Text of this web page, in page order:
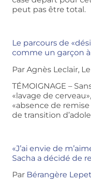
peut pas être total.
Le parcours de
comme un garçon à
Par Agnès Leclair,
TÉMOIGNAGE –
«lavage de
«absence de
de transition
«J’ai envie de
Sacha a décidé de
Par Bérangère